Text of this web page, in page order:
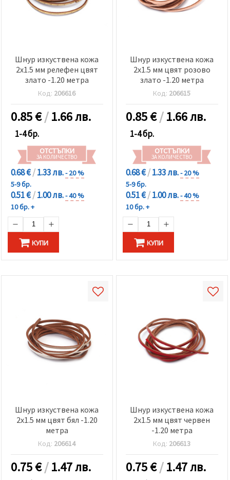
Шнур изкуствена кожа
2x1.5 мм релефен цвят
злато -1.20 метра
Код: 206616
0.85€/1.66 лв.
1-4 бр.
ОТСТЪПКИ
ЗА КОЛИЧЕСТВО
0.68 €/1.33 лв.- 20 %
5-9 бр.
0.51 €/1.00 лв.- 40 %
10 бр. +
КУПИ
Шнур изкуствена кожа
2x1.5 мм цвят розово
злато -1.20 метра
Код: 206615
0.85€/1.66 лв.
1-4 бр.
ОТСТЪПКИ
ЗА КОЛИЧЕСТВО
0.68 €/1.33 лв.- 20 %
5-9 бр.
0.51 €/1.00 лв.- 40 %
10 бр. +
КУПИ
Шнур изкуствена кожа
2x1.5 мм цвят бял -1.20
метра
Код: 206614
0.75€/1.47 лв.
Шнур изкуствена кожа
2x1.5 мм цвят червен
-1.20 метра
Код: 206613
0.75€/1.47 лв.